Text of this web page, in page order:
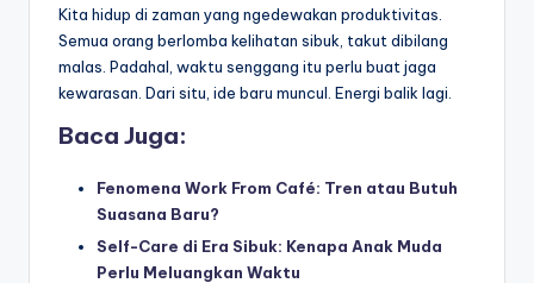
Kita hidup di zaman yang ngedewakan produktivitas.
Semua orang berlomba kelihatan sibuk, takut dibilang
malas. Padahal, waktu senggang itu perlu buat jaga
kewarasan. Dari situ, ide baru muncul. Energi balik lagi.
Baca Juga:
Fenomena Work From Café: Tren atau Butuh
Suasana Baru?
Self-Care di Era Sibuk: Kenapa Anak Muda
Perlu Meluangkan Waktu